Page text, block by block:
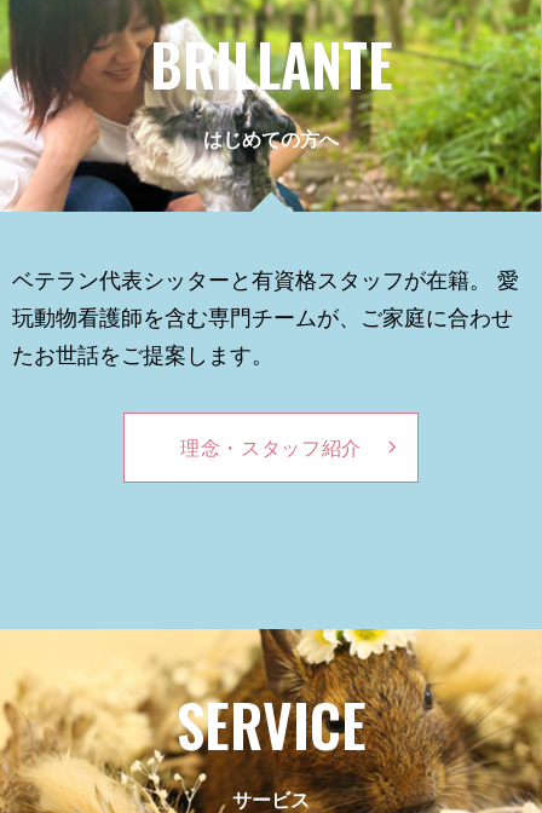
BRILLANTE
はじめての方へ
ベテラン代表シッターと有資格スタッフが在籍。 愛
玩動物看護師を含む専門チームが、ご家庭に合わせ
たお世話をご提案します。
理念・スタッフ紹介
SERVICE
サービス